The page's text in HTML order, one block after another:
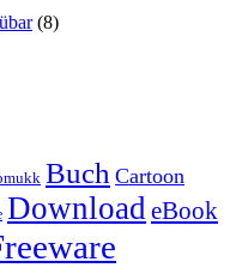
(8)
Buch Cartoon
DownloadeBook